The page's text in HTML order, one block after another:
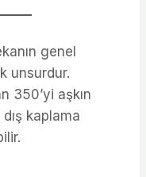
genel
unsurdur.
350’yi aşkın
kaplama